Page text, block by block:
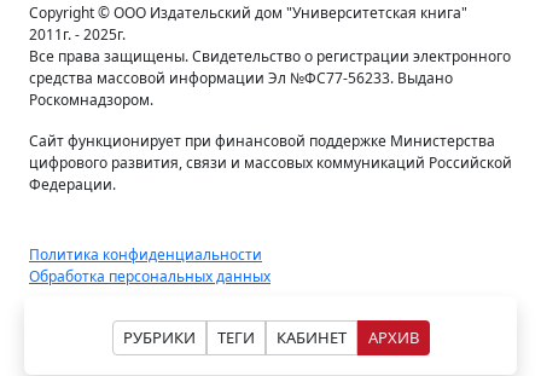
РУБРИКИ ТЕГИ КАБИНЕТ АРХИВ
Copyright © ООО Издательский дом "Университетская книга"
2011г. - 2025г.
Все права защищены. Свидетельство о регистрации электронного
средства массовой информации Эл №ФС77-56233. Выдано
Роскомнадзором.
Сайт функционирует при финансовой поддержке Министерства
цифрового развития, связи и массовых коммуникаций Российской
Федерации.
Политика конфиденциальности
Обработка персональных данных